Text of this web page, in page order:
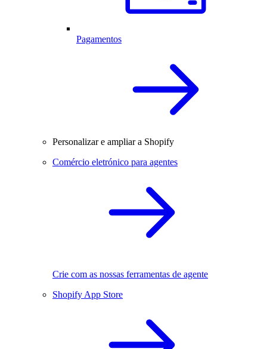
Pagamentos
Personalizar e ampliar a Shopify
Comércio eletrónico para agentes
Crie com as nossas ferramentas de agente
Shopify App Store